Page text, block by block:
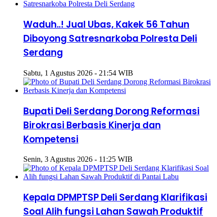
Waduh..! Jual Ubas, Kakek 56 Tahun
Diboyong Satresnarkoba Polresta Deli
Serdang
Sabtu, 1 Agustus 2026 - 21:54 WIB
Bupati Deli Serdang Dorong Reformasi
Birokrasi Berbasis Kinerja dan
Kompetensi
Senin, 3 Agustus 2026 - 11:25 WIB
Kepala DPMPTSP Deli Serdang Klarifikasi
Soal Alih fungsi Lahan Sawah Produktif